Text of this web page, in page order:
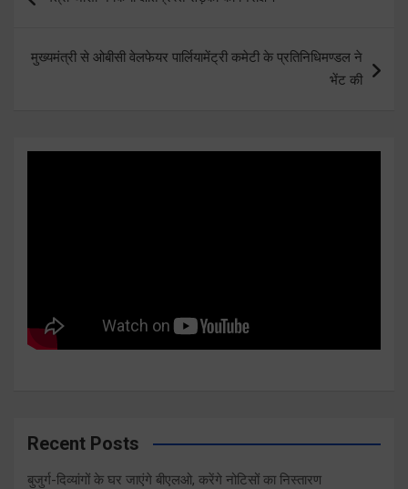
navigation
मुख्यमंत्री से ओबीसी वेलफेयर पार्लियामेंट्री कमेटी के प्रतिनिधिमण्डल ने
भेंट की
Recent Posts
बुजुर्ग-दिव्यांगों के घर जाएंगे बीएलओ, करेंगे नोटिसों का निस्तारण